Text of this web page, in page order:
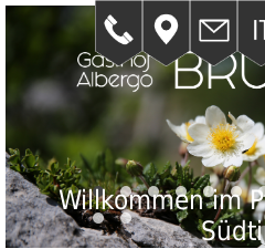
Willkommen im